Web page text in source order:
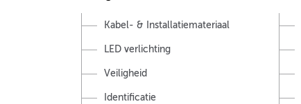
Kabel- & Installatiemateriaal
LED verlichting
Veiligheid
Identificatie